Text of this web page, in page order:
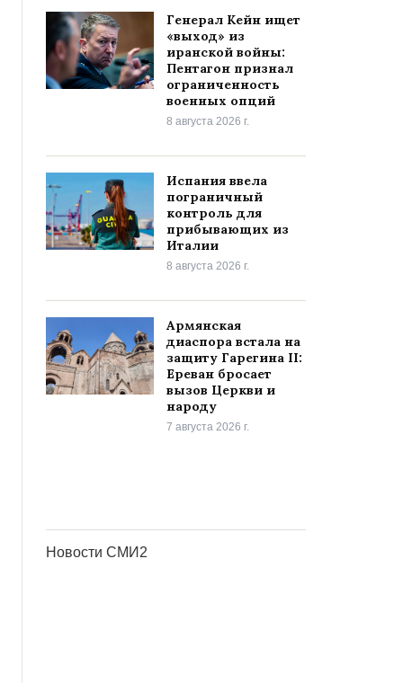
Генерал Кейн ищет
«выход» из
иранской войны:
Пентагон признал
ограниченность
военных опций
8 августа 2026 г.
Испания ввела
пограничный
контроль для
прибывающих из
Италии
8 августа 2026 г.
Армянская
диаспора встала на
защиту Гарегина II:
Ереван бросает
вызов Церкви и
народу
7 августа 2026 г.